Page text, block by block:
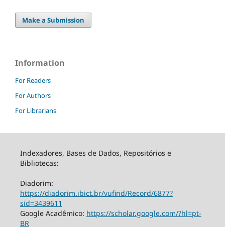
Make a Submission
Information
For Readers
For Authors
For Librarians
Indexadores, Bases de Dados, Repositórios e
Bibliotecas:
Diadorim:
https://diadorim.ibict.br/vufind/Record/6877?
sid=3439611
Google Acadêmico: https://scholar.google.com/?hl=pt-
BR